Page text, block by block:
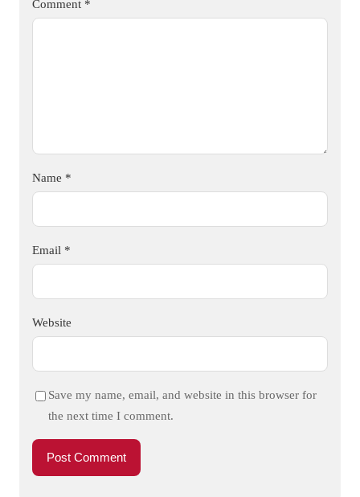
Comment *
Name *
Email *
Website
Save my name, email, and website in this browser for
the next time I comment.